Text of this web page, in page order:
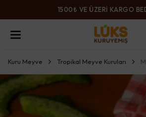
1500₺ VE ÜZERİ KARGO
Kuru Meyve Tropikal Meyve Kuruları